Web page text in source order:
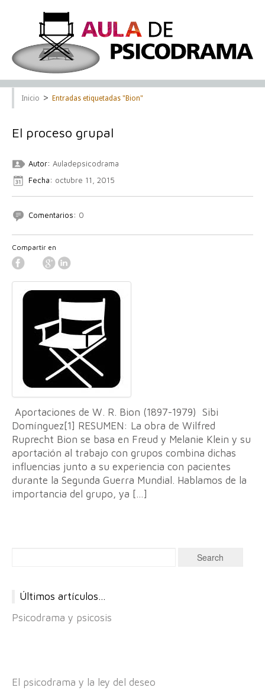
Inicio > Entradas etiquetadas "Bion"
El proceso grupal
Autor: Auladepsicodrama
Fecha: octubre 11, 2015
Comentarios: 0
Compartir en
Aportaciones de W. R. Bion (1897-1979) Sibi
Domínguez[1] RESUMEN: La obra de Wilfred
Ruprecht Bion se basa en Freud y Melanie Klein y su
aportación al trabajo con grupos combina dichas
influencias junto a su experiencia con pacientes
durante la Segunda Guerra Mundial. Hablamos de la
importancia del grupo, ya […]
Últimos artículos…
Psicodrama y psicosis
El psicodrama y la ley del deseo